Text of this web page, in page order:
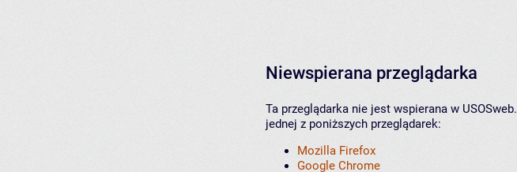
Niewspierana przeglądarka
Ta przeglądarka nie jest wspierana w
jednej z poniższych przeglądarek:
Mozilla Firefox
Google Chrome